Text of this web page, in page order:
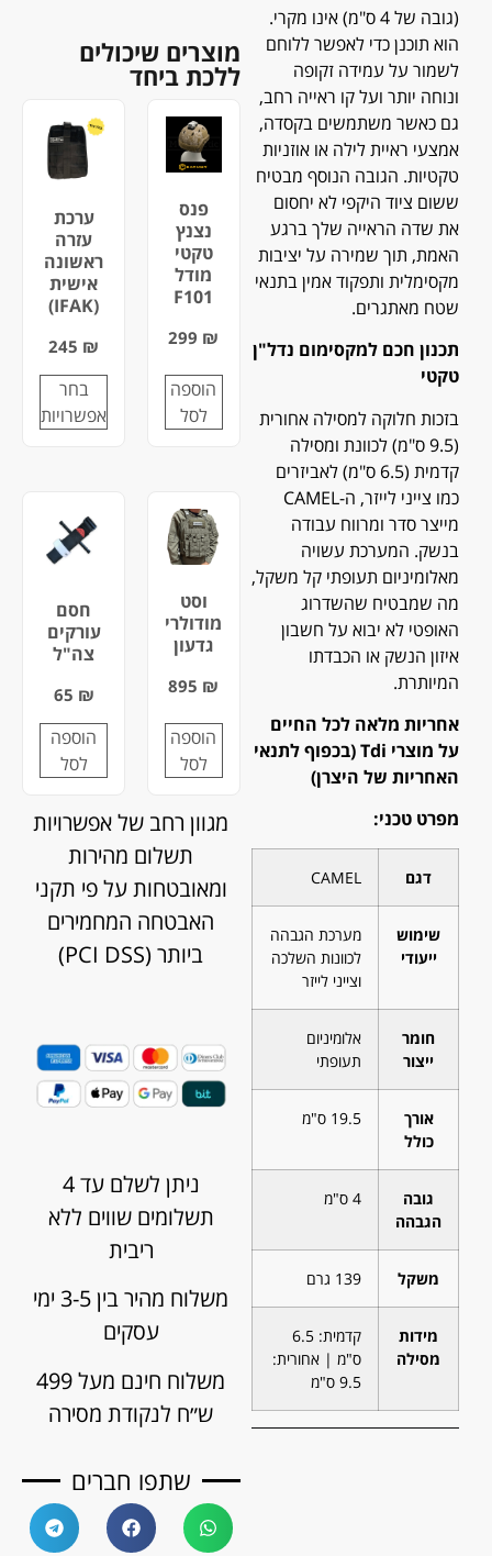
(גובה של 4 ס"מ) אינו מקרי.
הוא תוכנן כדי לאפשר ללוחם
לשמור על עמידה זקופה
ונוחה יותר ועל קו ראייה רחב,
גם כאשר משתמשים בקסדה,
אמצעי ראיית לילה או אוזניות
טקטיות. הגובה הנוסף מבטיח
ששום ציוד היקפי לא יחסום
את שדה הראייה שלך ברגע
האמת, תוך שמירה על יציבות
מקסימלית ותפקוד אמין בתנאי
שטח מאתגרים.
תכנון חכם למקסימום נדל"ן
טקטי
בזכות חלוקה למסילה אחורית
(9.5 ס"מ) לכוונת ומסילה
קדמית (6.5 ס"מ) לאביזרים
כמו צייני לייזר, ה-CAMEL
מייצר סדר ומרווח עבודה
בנשק. המערכת עשויה
מאלומיניום תעופתי קל משקל,
מה שמבטיח שהשדרוג
האופטי לא יבוא על חשבון
איזון הנשק או הכבדתו
המיותרת.
אחריות מלאה לכל החיים
על מוצרי Tdi (בכפוף לתנאי
האחריות של היצרן)
מפרט טכני:
דגם CAMEL
שימוש
ייעודי
מערכת הגבהה
לכוונות השלכה
וצייני לייזר
חומר
ייצור
אלומיניום
תעופתי
אורך
כולל
19.5 ס"מ
גובה
הגבהה
4 ס"מ
משקל 139 גרם
מידות
מסילה
קדמית: 6.5
ס"מ | אחורית:
9.5 ס"מ
מוצרים שיכולים
ללכת ביחד
פנס
נצנץ
טקטי
מודל
F101
299 ₪
הוספה
לסל
ערכת
עזרה
ראשונה
אישית
(IFAK)
245 ₪
בחר
אפשרויות
וסט
מודולרי
גדעון
895 ₪
הוספה
לסל
חסם
עורקים
צה"ל
65 ₪
הוספה
לסל
מגוון רחב של אפשרויות
תשלום מהירות
ומאובטחות על פי תקני
האבטחה המחמירים
ביותר (PCI DSS)
ניתן לשלם עד 4
תשלומים שווים ללא
ריבית
משלוח מהיר בין 3-5 ימי
עסקים
משלוח חינם מעל 499
ש״ח לנקודת מסירה
שתפו חברים